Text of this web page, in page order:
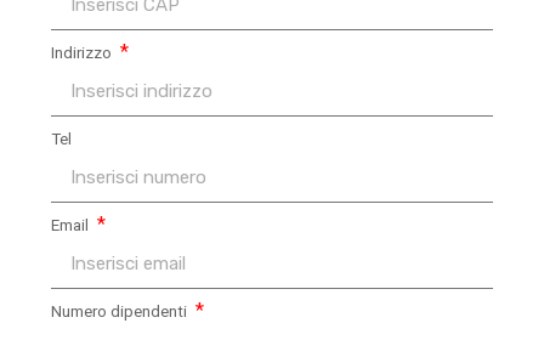
Indirizzo
Tel
Email
Numero dipendenti